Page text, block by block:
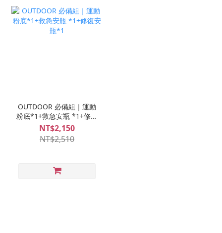
OUTDOOR 必備組｜運動
粉底*1+救急安瓶 *1+修復
安瓶*1
NT$2,150
NT$2,510